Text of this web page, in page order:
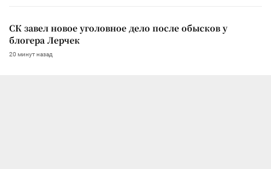
СК завел новое уголовное дело после обысков у
блогера Лерчек
20 минут назад